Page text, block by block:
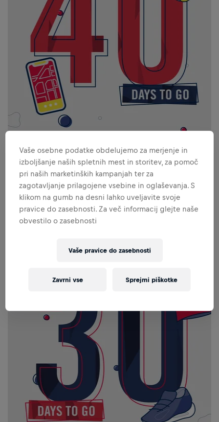
PNG
30 DAYS TO GO
Countdown to 30 days
Vaše osebne podatke obdelujemo za merjenje in
izboljšanje naših spletnih mest in storitev, za pomoč
pri naših marketinških kampanjah ter za
zagotavljanje prilagojene vsebine in oglaševanja. S
klikom na gumb na desni lahko uveljavite svoje
pravice do zasebnosti. Za več informacij glejte naše
obvestilo o zasebnosti
Vaše pravice do zasebnosti
Zavrni vse Sprejmi piškotke